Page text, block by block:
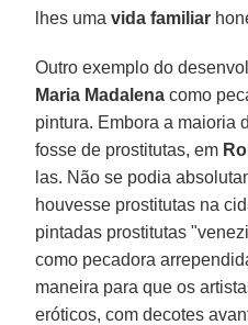
lhes umavida familiar
Outro exemplo do
Maria Madalena como
pintura. Embora a maioria
fosse de prostitutas, em
las. Não se podia
houvesse prostitutas na
pintadas prostitutas
como pecadora
maneira para que os
eróticos, com decotes